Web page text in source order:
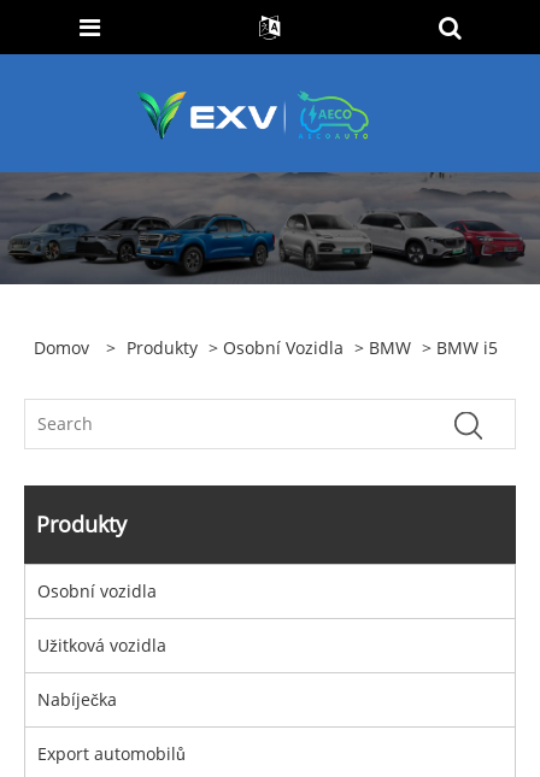
Domov > Produkty > Osobní Vozidla > BMW > BMW i5
Produkty
Osobní vozidla
Užitková vozidla
Nabíječka
Export automobilů